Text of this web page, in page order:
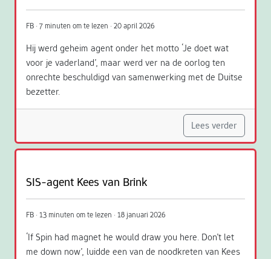
FB · 7 minuten om te lezen · 20 april 2026
Hij werd geheim agent onder het motto ‘Je doet wat
voor je vaderland’, maar werd ver na de oorlog ten
onrechte beschuldigd van samenwerking met de Duitse
bezetter.
Lees verder
SIS-agent Kees van Brink
FB · 13 minuten om te lezen · 18 januari 2026
‘If Spin had magnet he would draw you here. Don’t let
me down now’, luidde een van de noodkreten van Kees